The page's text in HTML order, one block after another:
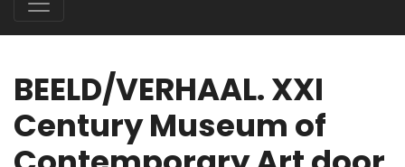
BEELD/VERHAAL. XXI
Century Museum of